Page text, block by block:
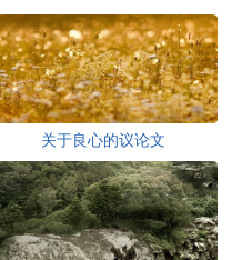
关于良心的议论文